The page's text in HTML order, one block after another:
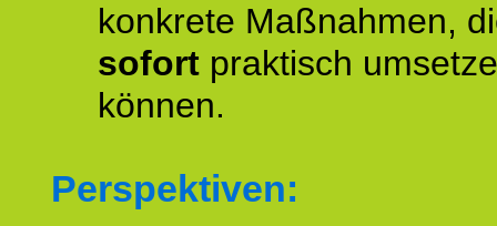
konkrete Maßnahmen,
sofort praktisch
können.
Perspektiven: